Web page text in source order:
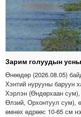
Зарим голуудын
Өнөөдөр (2026.08.05)
Хэнтий нурууны баруун
Хэрлэн (Өндөрхаан
Өлзий, Орхонтуул сум),
өмнөх өдрөөс 10-65 см